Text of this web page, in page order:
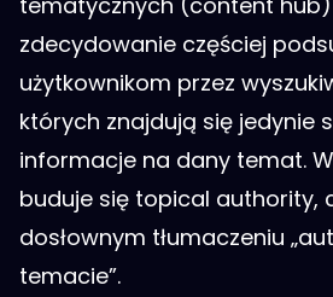
zdecydowanie częściej
użytkownikom przez
których znajdują się jedynie
informacje na dany temat.
buduje się topical authority,
dosłownym tłumaczeniu
temacie”.